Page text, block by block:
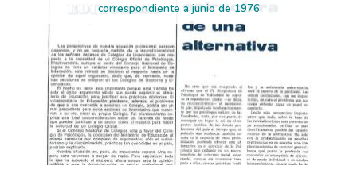
correspondiente a junio de 1976